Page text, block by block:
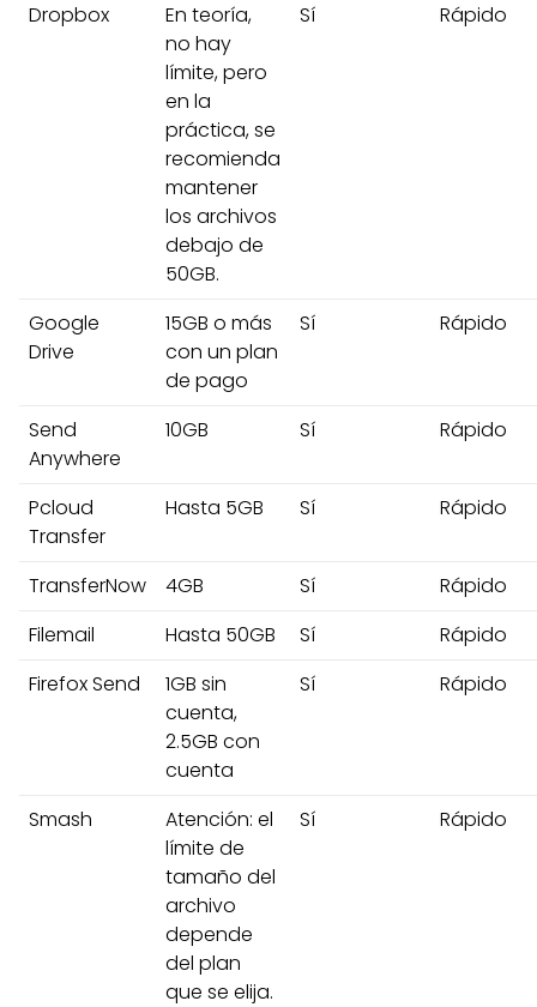
Dropbox
En teoría,
no hay
límite, pero
en la
práctica, se
recomienda
mantener
los archivos
debajo de
50GB.
Sí Rápido
Google
Drive
15GB o más
con un plan
de pago
Sí Rápido
Send
Anywhere
10GB Sí Rápido
Pcloud
Transfer
Hasta 5GB Sí Rápido
TransferNow 4GB Sí
Rápido
Filemail
Hasta 50GB Sí
Rápido
Firefox Send
1GB sin
cuenta,
2.5GB con
cuenta
Sí Rápido
Smash
Atención: el
límite de
tamaño del
archivo
depende
del plan
que se elija.
Sí Rápido